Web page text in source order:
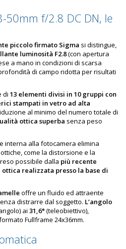
50mm f/2.8 DC DN, le
piccolo firmato Sigma si distingue,
luminosità F2.8(con apertura
a mano in condizioni di scarsa
à di campo ridotta per risultati
di 13 elementi divisi in 10 gruppi con
stampati in vetro ad alta
al minimo del numero totale di
ottica superba senza peso
interna alla fotocamera elimina
come la distorsione e la
possibile dalla più recente
ottica realizzata presso la base di
offre un fluido ed attraente
distrarre dal soggetto. L’angolo
ai 31,6°(teleobiettivo),
Fullframe 24x36mm.